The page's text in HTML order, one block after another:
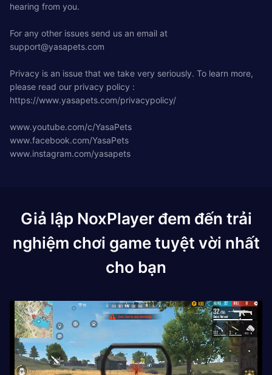
hearing from you.
For any other issues send us an email at
support@yasapets.com
Privacy is an issue that we take very seriously. To learn more,
please read our privacy policy :
https://www.yasapets.com/privacypolicy/
www.youtube.com/c/YasaPets
www.facebook.com/YasaPets
www.instagram.com/yasapets
Giả lập NoxPlayer đem đến trải
nghiệm chơi game tuyệt vời nhất
cho bạn